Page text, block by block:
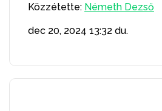
Közzétette: Németh Dezső
dec 20, 2024 13:32 du.